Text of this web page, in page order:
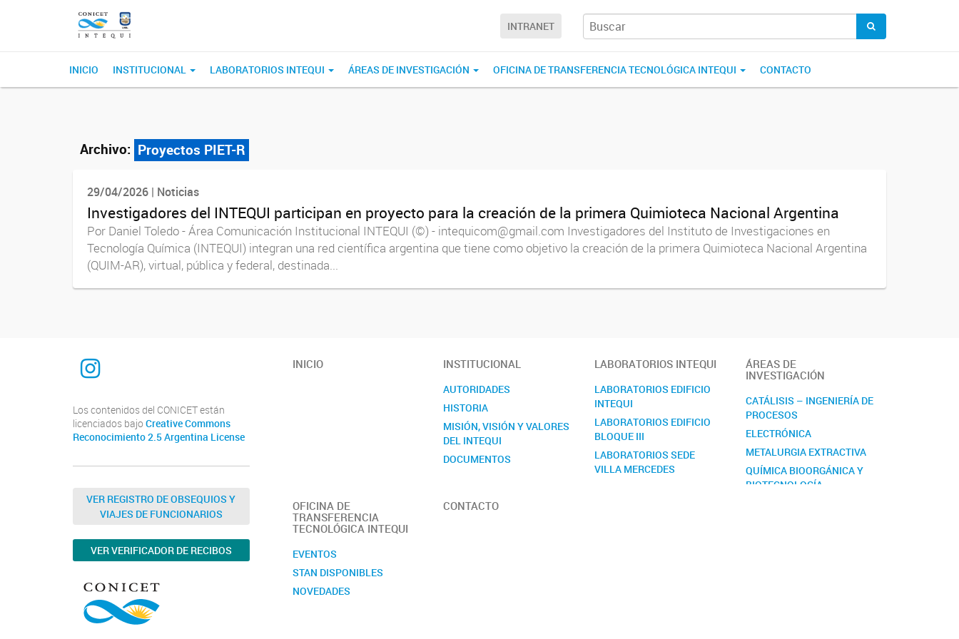
INTRANET
INICIO INSTITUCIONAL LABORATORIOS INTEQUI ÁREAS DE INVESTIGACIÓN OFICINA DE TRANSFERENCIA TECNOLÓGICA INTEQUI CONTACTO
Archivo: Proyectos PIET-R
29/04/2026 | Noticias
Investigadores del INTEQUI participan en proyecto para la creación de la primera Quimioteca Nacional Argentina
Por Daniel Toledo - Área Comunicación Institucional INTEQUI (©) - intequicom@gmail.com Investigadores del Instituto de Investigaciones en
Tecnología Química (INTEQUI) integran una red científica argentina que tiene como objetivo la creación de la primera Quimioteca Nacional Argentina
(QUIM-AR), virtual, pública y federal, destinada...
INTEQUI
Los contenidos del CONICET están
licenciados bajo Creative Commons
Reconocimiento 2.5 Argentina License
VER REGISTRO DE OBSEQUIOS Y
VIAJES DE FUNCIONARIOS
VER VERIFICADOR DE RECIBOS
INICIO INSTITUCIONAL
AUTORIDADES
HISTORIA
MISIÓN, VISIÓN Y VALORES
DEL INTEQUI
DOCUMENTOS
OBJETIVOS
LABORATORIOS INTEQUI
LABORATORIOS EDIFICIO
INTEQUI
LABORATORIOS EDIFICIO
BLOQUE III
LABORATORIOS SEDE
VILLA MERCEDES
ÁREAS DE
INVESTIGACIÓN
CATÁLISIS – INGENIERÍA DE
PROCESOS
ELECTRÓNICA
METALURGIA EXTRACTIVA
QUÍMICA BIOORGÁNICA Y
BIOTECNOLOGÍA
OFICINA DE
TRANSFERENCIA
TECNOLÓGICA INTEQUI
EVENTOS
STAN DISPONIBLES
NOVEDADES
CONTACTO